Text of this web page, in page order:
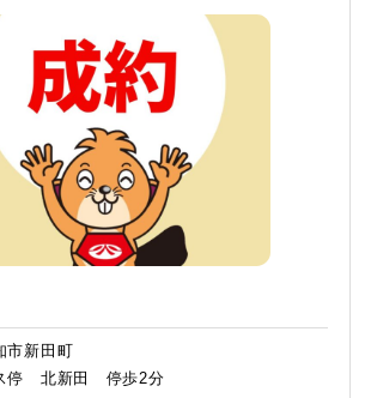
市新田町
停 北新田 停歩2分